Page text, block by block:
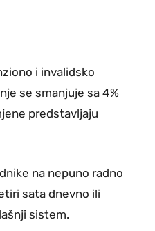
i invalidsko
se smanjuje sa 4%
predstavljaju
na nepuno radno
sata dnevno ili
sistem.